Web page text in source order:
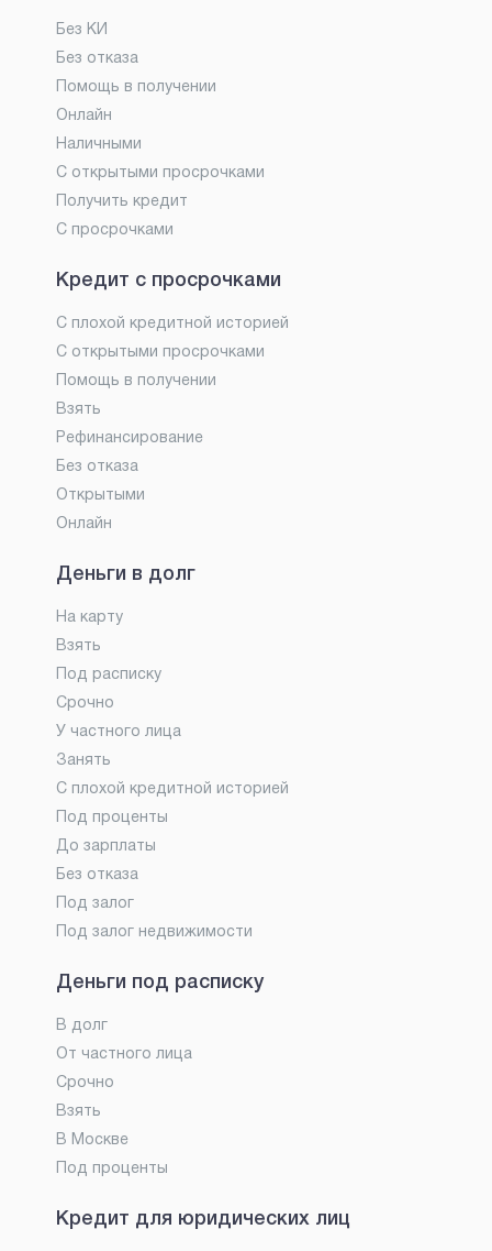
Без КИ
Без отказа
Помощь в получении
Онлайн
Наличными
С открытыми просрочками
Получить кредит
С просрочками
Кредит с просрочками
С плохой кредитной историей
С открытыми просрочками
Помощь в получении
Взять
Рефинансирование
Без отказа
Открытыми
Онлайн
Деньги в долг
На карту
Взять
Под расписку
Срочно
У частного лица
Занять
С плохой кредитной историей
Под проценты
До зарплаты
Без отказа
Под залог
Под залог недвижимости
Деньги под расписку
В долг
От частного лица
Срочно
Взять
В Москве
Под проценты
Кредит для юридических лиц